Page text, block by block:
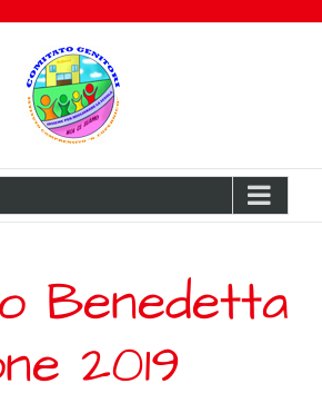
Benedetta
2019